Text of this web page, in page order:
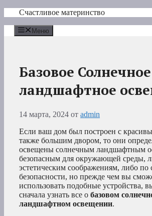
Перейти
содержимому
Счастливое материнство
Меню
Базовое Солнечное
ландшафтное
14 марта, 2024 от admin
Если ваш дом был построен с
также большим двором, то они
освещены солнечным ландшафтным
безопасным для окружающей среды,
эстетическим соображениям, либо по
безопасности, но прежде чем вы
использовать подобные устройства,
сначала узнать все о базовом
ландшафтном освещении.